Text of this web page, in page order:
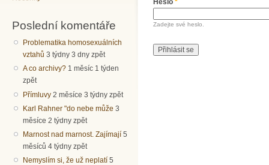
Poslední komentáře
Problematika homosexuálních
vztahů 3 týdny 3 dny zpět
A co archivy? 1 měsíc 1 týden
zpět
Přímluvy 2 měsíce 3 týdny zpět
Karl Rahner "do nebe může 3
měsíce 2 týdny zpět
Marnost nad marnost. Zajímají 5
měsíců 4 týdny zpět
Nemyslím si, že už neplatí 5
Heslo *
Zadejte své heslo.